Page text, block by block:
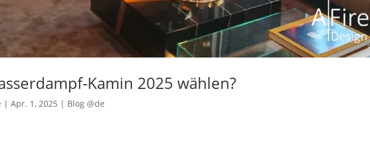
Kamin 2025 wählen?
|Apr. 1, 2025 | Blog @de